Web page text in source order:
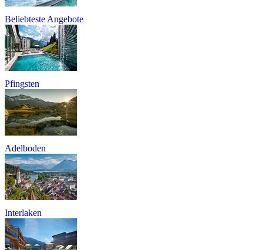
Beliebteste Angebote
Pfingsten
Adelboden
Interlaken